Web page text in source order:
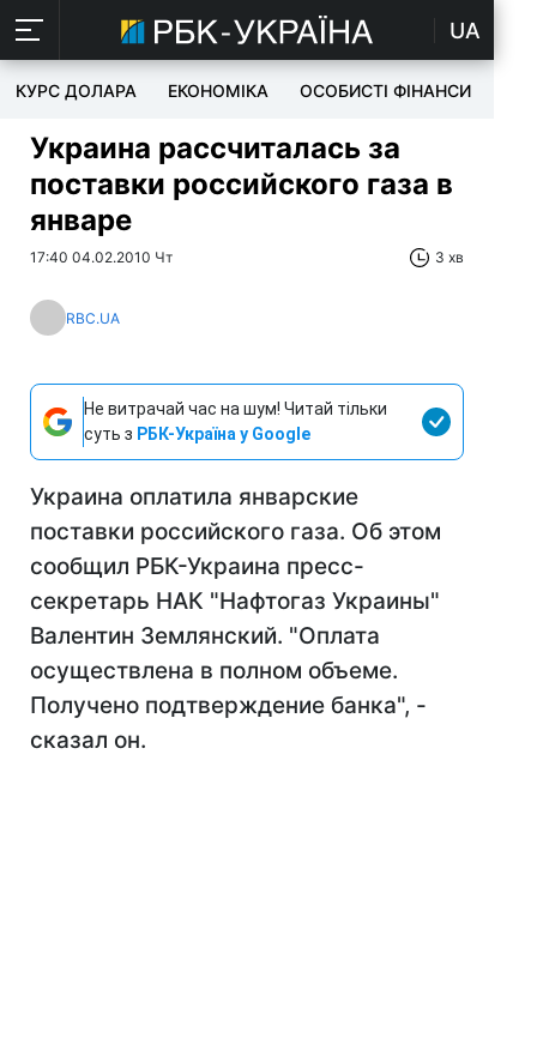
UA
КУРС ДОЛАРА ЕКОНОМІКА ОСОБИСТІ ФІНАНСИ
Украина рассчиталась за
поставки российского газа в
январе
17:40 04.02.2010 Чт 3 хв
RBC.UA
Не витрачай час на шум! Читай тільки
суть з РБК-Україна у Google
Украина оплатила январские
поставки российского газа. Об этом
сообщил РБК-Украина пресс-
секретарь НАК "Нафтогаз Украины"
Валентин Землянский. "Оплата
осуществлена в полном объеме.
Получено подтверждение банка", -
сказал он.